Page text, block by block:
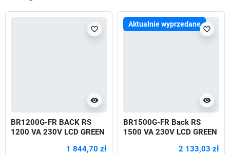
visibility
favorite_border
BR1200G-FR BACK RS
1200 VA 230V LCD GREEN
1 844,70 zł
Aktualnie wyprzedane
visibility
favorite_border
BR1500G-FR Back RS
1500 VA 230V LCD GREEN
2 133,03 zł